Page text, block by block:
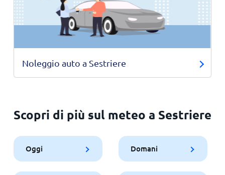
Noleggio auto a Sestriere
Scopri di più sul meteo a Sestriere
Oggi Domani